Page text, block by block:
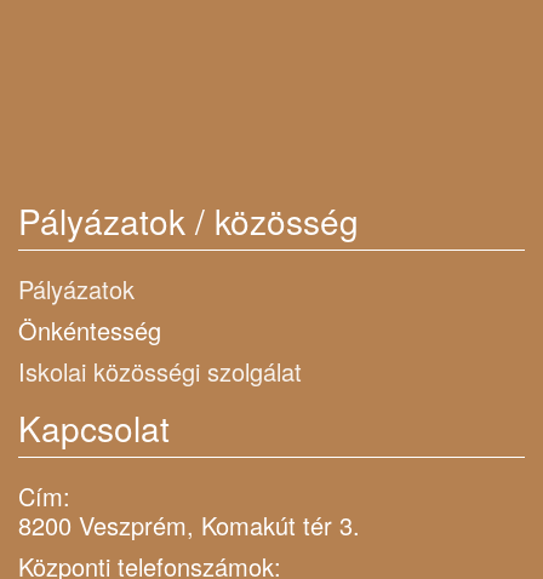
Pályázatok / közösség
Pályázatok
Önkéntesség
Iskolai közösségi szolgálat
Kapcsolat
Cím:
8200 Veszprém, Komakút tér 3.
Központi telefonszámok: